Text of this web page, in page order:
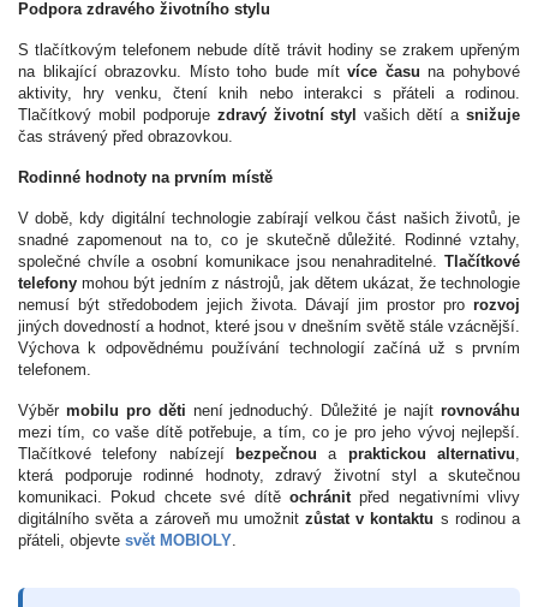
Podpora zdravého životního stylu
S tlačítkovým telefonem nebude dítě trávit hodiny se zrakem upřeným
na blikající obrazovku. Místo toho bude mítvíce času na pohybové
aktivity, hry venku, čtení knih nebo interakci s přáteli a rodinou.
Tlačítkový mobil podporuje zdravý životní styl vašich dětí asnižuje
čas strávený před obrazovkou.
Rodinné hodnoty na prvním místě
V době, kdy digitální technologie zabírají velkou část našich životů, je
snadné zapomenout na to, co je skutečně důležité. Rodinné vztahy,
společné chvíle a osobní komunikace jsou nenahraditelné. Tlačítkové
telefony mohou být jedním z nástrojů, jak dětem ukázat, že technologie
nemusí být středobodem jejich života. Dávají jim prostor pro rozvoj
jiných dovedností a hodnot, které jsou v dnešním světě stále vzácnější.
Výchova k odpovědnému používání technologií začíná už s prvním
telefonem.
Výběr mobilu pro děti není jednoduchý. Důležité je najítrovnováhu
mezi tím, co vaše dítě potřebuje, a tím, co je pro jeho vývoj nejlepší.
Tlačítkové telefony nabízejí
bezpečnou a praktickou alternativu,
která podporuje rodinné hodnoty, zdravý životní styl a skutečnou
komunikaci. Pokud chcete své dítě ochránitpřed negativními vlivy
digitálního světa a zároveň mu umožnitzůstat v kontaktu s rodinou a
přáteli, objevte svět MOBIOLY.